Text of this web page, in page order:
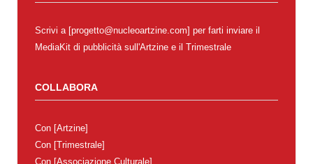
Scrivi a [progetto@nucleoartzine.com] per farti inviare il
MediaKit di pubblicità sull'Artzine e il Trimestrale
COLLABORA
Con [Artzine]
Con [Trimestrale]
Con [Associazione Culturale]